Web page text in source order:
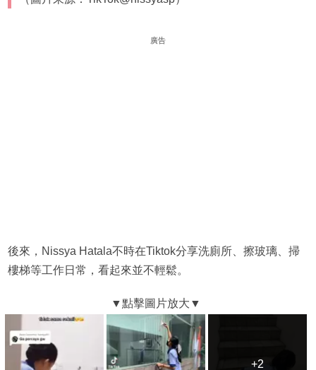
廣告
後來，Nissya Hatala不時在Tiktok分享洗廁所、擦玻璃、掃
樓梯等工作日常，看起來並不輕鬆。
+2
+2